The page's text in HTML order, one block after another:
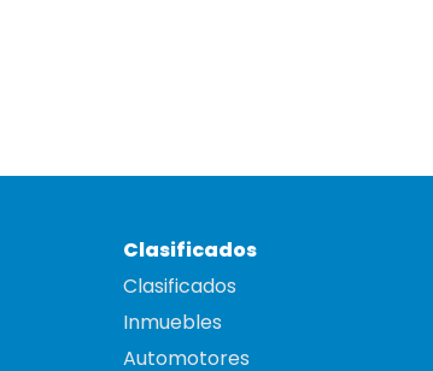
Clasificados
Clasificados
Inmuebles
Automotores